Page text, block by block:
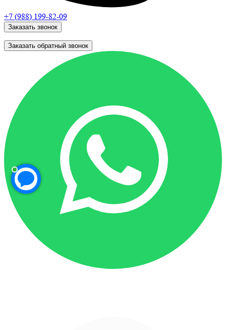
+7 (988) 199-82-09
Заказать звонок
Заказать обратный звонок